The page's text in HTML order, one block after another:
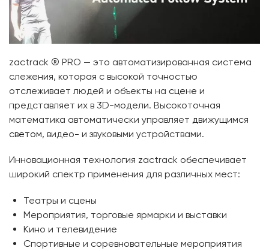
zactrack ® PRO — это автоматизированная система
слежения, которая с высокой точностью
отслеживает людей и объекты на сцене и
представляет их в 3D-модели. Высокоточная
математика автоматически управляет движущимся
светом, видео- и звуковыми устройствами.
Инновационная технология zactrack обеспечивает
широкий спектр применения для различных мест:
Театры и сцены
Мероприятия, торговые ярмарки и выставки
Кино и телевидение
Спортивные и соревновательные мероприятия